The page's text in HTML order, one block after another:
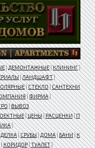
|ДЕМОНТАЖНЫЕ|КЛИНИНГ|
|ЛАНДШАФТ|
|СТЕКЛО|САНТЕХНИ
|ФИРМА|
|ВЫВОЗ
|ЦЕНЫ|РАСЦЕНКИ|П
|
|СРУБЫ|ДОМА|БАНИ|К
|КОРИДОР|ТУАЛЕТ|